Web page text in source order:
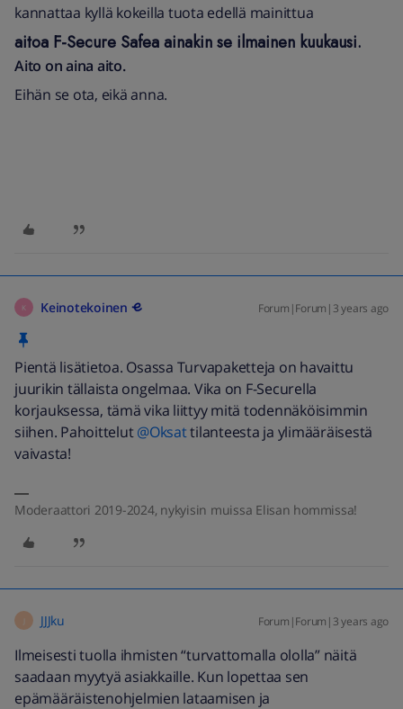
kannattaa kyllä kokeilla tuota edellä mainittua
aitoa F-Secure Safea ainakin se ilmainen kuukausi.
Aito on aina aito.
Eihän se ota, eikä anna.
K Keinotekoinen Forum|Forum|3 years ago
Pientä lisätietoa. Osassa Turvapaketteja on havaittu
juurikin tällaista ongelmaa. Vika on F-Securella
korjauksessa, tämä vika liittyy mitä todennäköisimmin
siihen. Pahoittelut@Oksattilanteesta ja ylimääräisestä
vaivasta!
Moderaattori 2019-2024, nykyisin muissa Elisan hommissa!
JJJku Forum|Forum|3 years ago
Ilmeisesti tuolla ihmisten “turvattomalla ololla” näitä
saadaan myytyä asiakkaille. Kun lopettaa sen
epämääräistenohjelmien lataamisen ja